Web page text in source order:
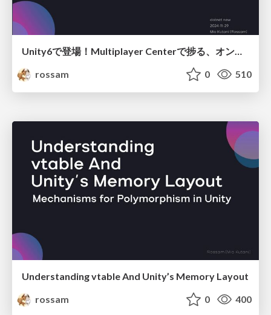
Unity6で登場！Multiplayer Centerで捗る、オンラインゲーム開発
rossam
0 510
Understanding vtable And Unity’s Memory Layout
rossam
0 400